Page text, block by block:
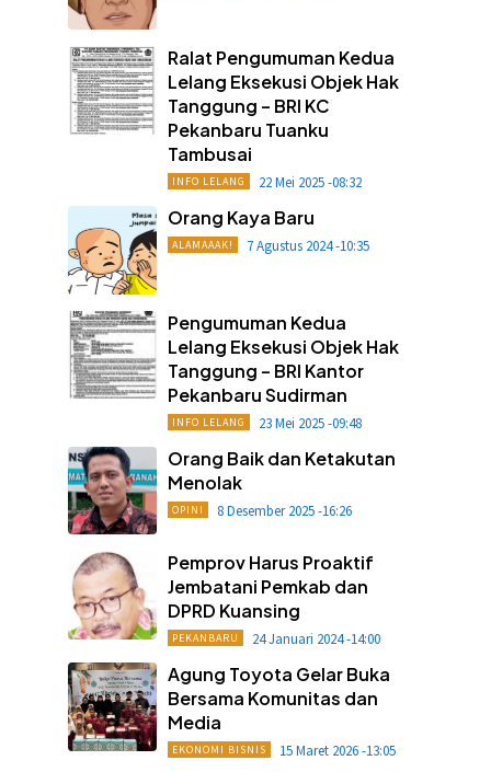
Ralat Pengumuman Kedua
Lelang Eksekusi Objek Hak
Tanggung – BRI KC
Pekanbaru Tuanku
Tambusai
INFO LELANG 22 Mei 2025 -08:32
Orang Kaya Baru
ALAMAAAK! 7 Agustus 2024 -10:35
Pengumuman Kedua
Lelang Eksekusi Objek Hak
Tanggung – BRI Kantor
Pekanbaru Sudirman
INFO LELANG 23 Mei 2025 -09:48
Orang Baik dan Ketakutan
Menolak
OPINI 8 Desember 2025 -16:26
Pemprov Harus Proaktif
Jembatani Pemkab dan
DPRD Kuansing
PEKANBARU 24 Januari 2024 -14:00
Agung Toyota Gelar Buka
Bersama Komunitas dan
Media
EKONOMI BISNIS 15 Maret 2026 -13:05